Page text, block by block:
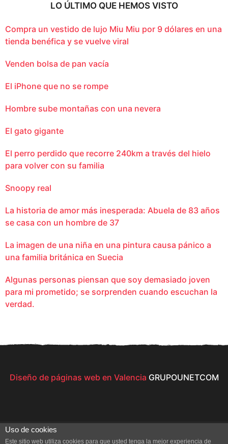
LO ÚLTIMO QUE HEMOS VISTO
Compra un vestido de lujo Miu Miu por 9 dólares en una
tienda benéfica y se vuelve viral
Venden bolsa de pan vacía
El iPhone que no se rompe
Hombre sube montañas con una nevera
El gato gigante
El perro perdido que recorre 240km a través del hielo
para volver con su familia
Snoopy real
La historia de amor más inesperada: Abuela de 83 años
se casa con un hombre de 37
La imagen de una niña en una pintura causa pánico a
una familia británica en Suecia
Algunas personas piensan que soy demasiado joven
para mi prometido; se sorprenden cuando escuchan la
verdad.
Diseño de páginas web en Valencia GRUPOUNETCOM
Uso de cookies
Este sitio web utiliza cookies para que usted tenga la mejor experiencia de